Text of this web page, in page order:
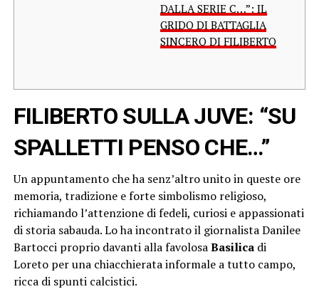
DALLA SERIE C…”: IL
GRIDO DI BATTAGLIA
SINCERO DI FILIBERTO
FILIBERTO SULLA JUVE: “SU
SPALLETTI PENSO CHE…”
Un appuntamento che ha senz’altro unito in queste ore
memoria, tradizione e forte simbolismo religioso,
richiamando l’attenzione di fedeli, curiosi e appassionati
di storia sabauda. Lo ha incontrato il giornalista Danilee
Bartocci proprio davanti alla favolosaBasilicadi
Loreto per una chiacchierata informale a tutto campo,
ricca di spunti calcistici.